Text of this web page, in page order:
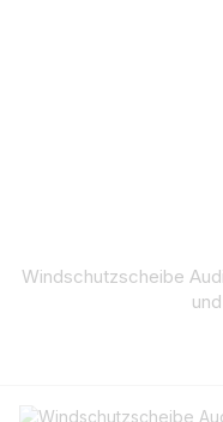
Windschutzscheibe